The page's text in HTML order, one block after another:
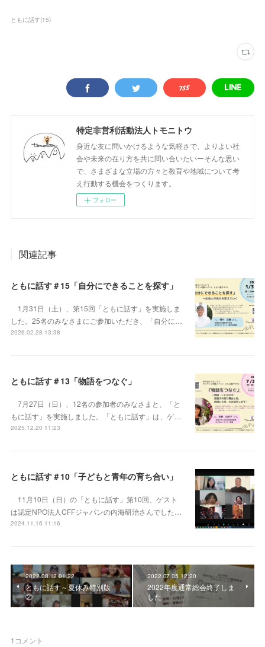
ともに話す(15)
特定非営利活動法人トモニトウ
身近な友に問いかけるような気軽さで、よりよい社
会や未来の在り方を共に問い合いたいーそんな思い
で、さまざまな立場の方々と教育や地域について考
え行動する機会をつくります。
フォロー
関連記事
ともに話す＃15「自分にできることを探す」
1月31日（土）、第15回「ともに話す」を実施しま
した。25名のみなさまにご参加いただき、「自分に…
2026.02.28 13:38
ともに話す＃13「物語をつなぐ」
7月27日（日）、12名の参加者のみなさまと、「と
もに話す」を実施しました。「ともに話す」は、ゲ…
2025.12.20 11:23
ともに話す＃10「子どもと青年の育ち合い」
11月10日（日）の「ともに話す」第10回、ゲスト
は認定NPO法人CFFジャパンの内海研治さんでした…
2024.11.16 11:16
2022.08.12 01:22
ともに話す～夏休み特別版
②
2022.07.05 12:20
2022年度通常総会終了しま
した
1 コメント